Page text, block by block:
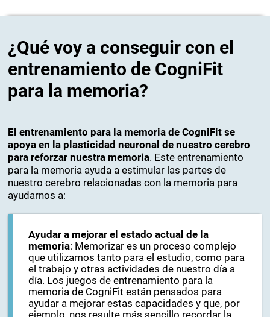
¿Qué voy a conseguir con el
entrenamiento de CogniFit
para la memoria?
El entrenamiento para la memoria de CogniFit se
apoya en la plasticidad neuronal de nuestro cerebro
para reforzar nuestra memoria. Este entrenamiento
para la memoria ayuda a estimular las partes de
nuestro cerebro relacionadas con la memoria para
ayudarnos a:
Ayudar a mejorar el estado actual de la
memoria: Memorizar es un proceso complejo
que utilizamos tanto para el estudio, como para
el trabajo y otras actividades de nuestro día a
día. Los juegos de entrenamiento para la
memoria de CogniFit están pensados para
ayudar a mejorar estas capacidades y que, por